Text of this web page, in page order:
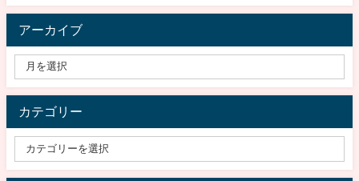
アーカイブ
カテゴリー